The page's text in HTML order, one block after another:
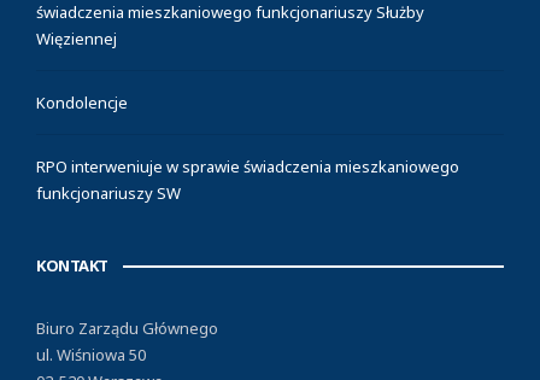
świadczenia mieszkaniowego funkcjonariuszy Służby
Więziennej
Kondolencje
RPO interweniuje w sprawie świadczenia mieszkaniowego
funkcjonariuszy SW
KONTAKT
Biuro Zarządu Głównego
ul. Wiśniowa 50